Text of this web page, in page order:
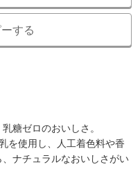
する
糖ゼロのおいしさ。
を使用し、人工着色料や香
ナチュラルなおいしさがい